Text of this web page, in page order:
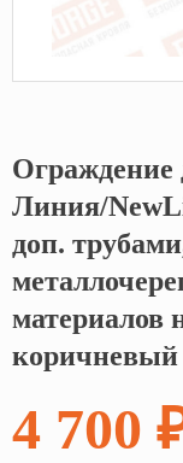
Кликните, чтобы
Ограждение
Линия/
доп.
материалов
коричневый
4 700